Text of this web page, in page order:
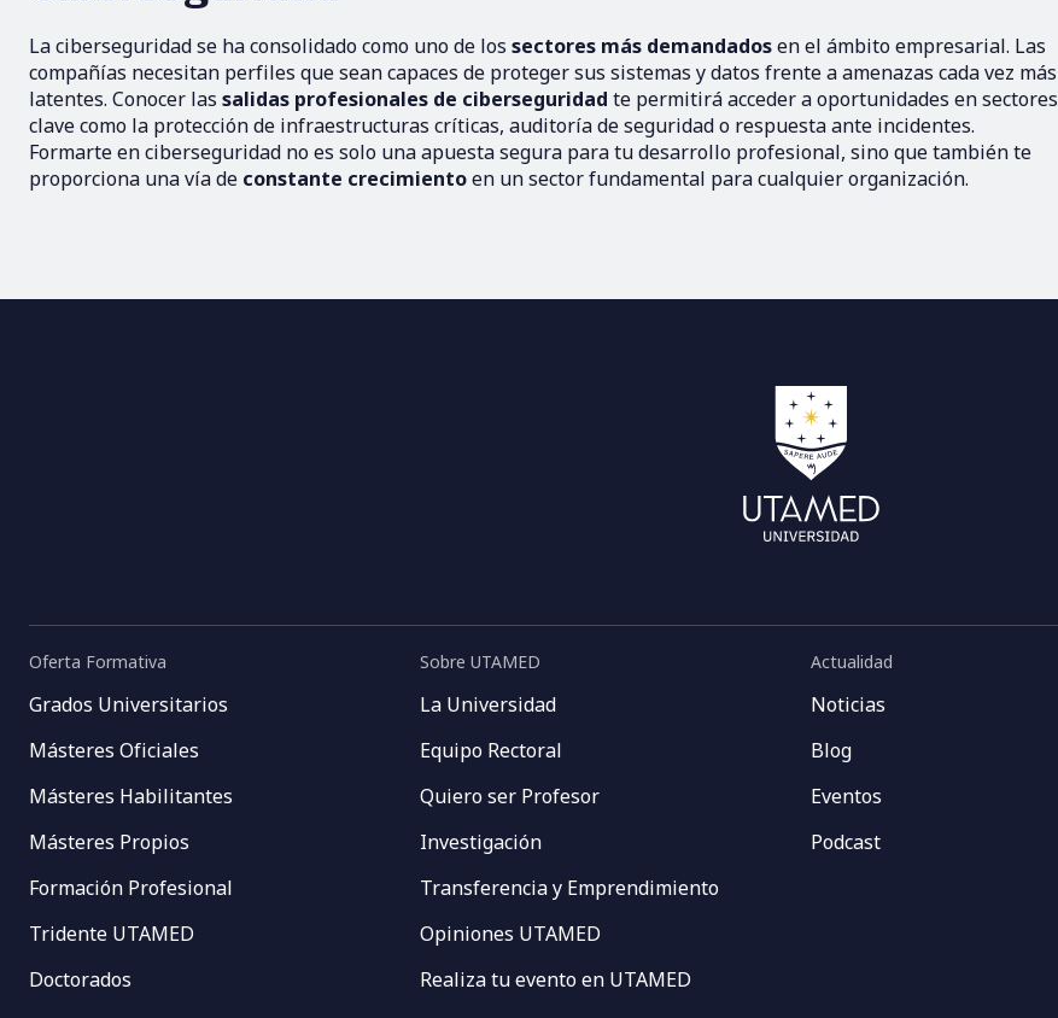
La ciberseguridad se ha consolidado como uno de los sectores más demandadosen el ámbito empresarial. Las
compañías necesitan perfiles que sean capaces de proteger sus sistemas y datos frente a amenazas cada vez más
latentes. Conocer las salidas profesionales de ciberseguridad te permitirá acceder a oportunidades en sectores
clave como la protección de infraestructuras críticas, auditoría de seguridad o respuesta ante incidentes.
Formarte en ciberseguridad no es solo una apuesta segura para tu desarrollo profesional, sino que también te
proporciona una vía de constante crecimientoen un sector fundamental para cualquier organización.
Oferta Formativa
Grados Universitarios
Másteres Oficiales
Másteres Habilitantes
Másteres Propios
Formación Profesional
Tridente UTAMED
Doctorados
Sobre UTAMED
La Universidad
Equipo Rectoral
Quiero ser Profesor
Investigación
Transferencia y Emprendimiento
Opiniones UTAMED
Realiza tu evento en UTAMED
Actualidad
Noticias
Blog
Eventos
Podcast